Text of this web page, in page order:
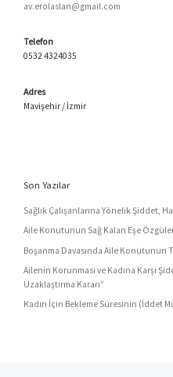
av.erolaslan@gmail.com
Telefon
0532 4324035
Adres
Mavişehir / İzmir
Son Yazılar
Sağlık Çalışanlarına Yönelik Şiddet,
Aile Konutunun Sağ Kalan Eşe
Boşanma Davasında Aile Konutunun
Ailenin Korunması ve Kadına Karşı
Uzaklaştırma Kararı”
Kadın İçin Bekleme Süresinin (İddet